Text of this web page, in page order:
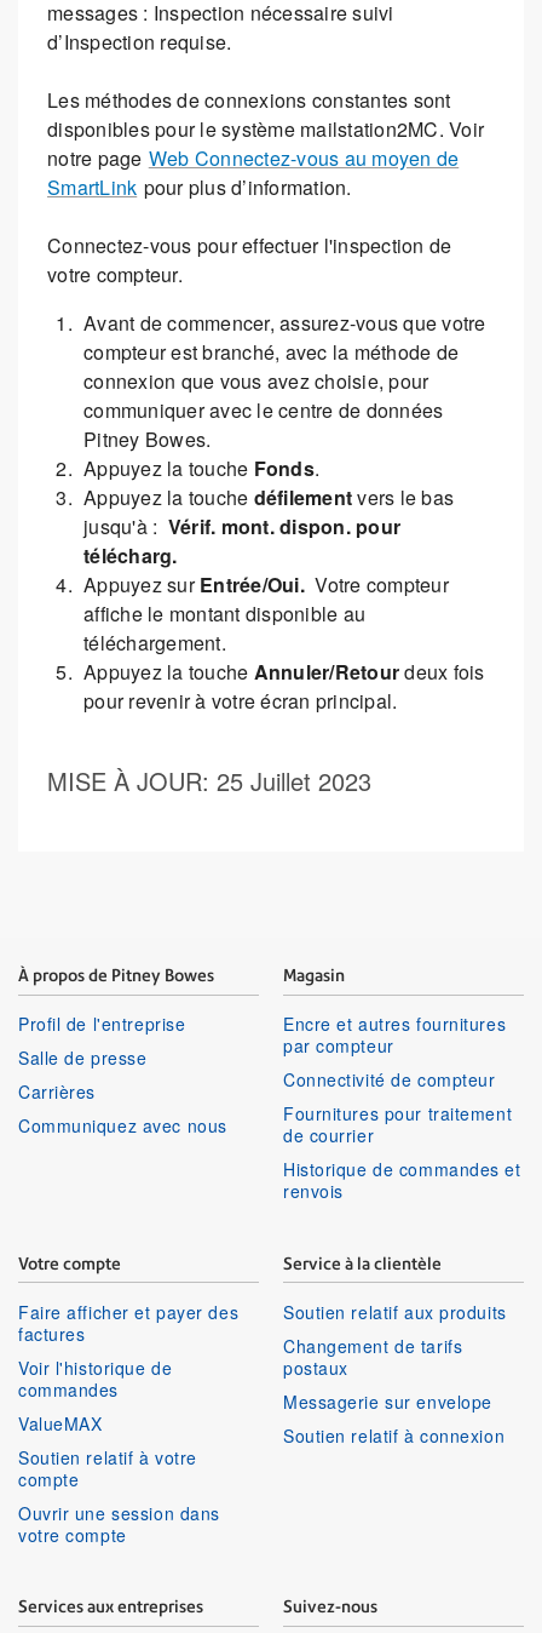
messages : Inspection nécessaire suivi
d’Inspection requise.
Les méthodes de connexions constantes sont
disponibles pour le système mailstation2MC. Voir
notre page Web Connectez-vous au moyen de
SmartLink pour plus d’information.
Connectez-vous pour effectuer l'inspection de
votre compteur.
Avant de commencer, assurez-vous que votre
compteur est branché, avec la méthode de
connexion que vous avez choisie, pour
communiquer avec le centre de données
Pitney Bowes.
Appuyez la touche Fonds.
Appuyez la touche défilementvers le bas
jusqu'à : Vérif. mont. dispon. pour
télécharg.
Appuyez surEntrée/Oui.Votre compteur
affiche le montant disponible au
téléchargement.
Appuyez la touche Annuler/Retourdeux fois
pour revenir à votre écran principal.
MISE À JOUR: 25 Juillet 2023
À propos de Pitney Bowes
Profil de l'entreprise
Salle de presse
Carrières
Communiquez avec nous
Magasin
Encre et autres fournitures
par compteur
Connectivité de compteur
Fournitures pour traitement
de courrier
Historique de commandes et
renvois
Votre compte
Faire afficher et payer des
factures
Voir l'historique de
commandes
ValueMAX
Soutien relatif à votre
compte
Ouvrir une session dans
votre compte
Service à la clientèle
Soutien relatif aux produits
Changement de tarifs
postaux
Messagerie sur envelope
Soutien relatif à connexion
Services aux entreprises Suivez-nous